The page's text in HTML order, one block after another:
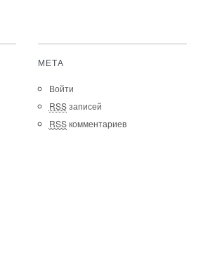
МЕТА
Войти
RSSзаписей
RSSкомментариев